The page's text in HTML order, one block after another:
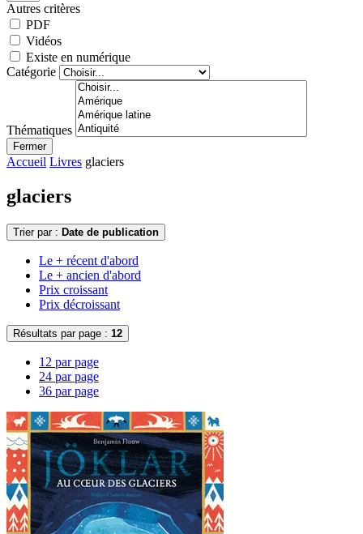
Autres critères
PDF
Vidéos
Existe en numérique
Catégorie
Thématiques
Fermer
Accueil Livres glaciers
glaciers
Trier par : Date de publication
Le + récent d'abord
Le + ancien d'abord
Prix croissant
Prix décroissant
Résultats par page : 12
12 par page
24 par page
36 par page